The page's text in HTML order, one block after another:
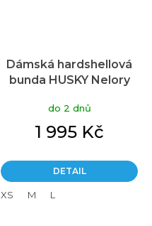
Dámská hardshellová
bunda HUSKY Nelory
Průměrné
produktu
je
5,0
5
hvězdiček.
do 2 dnů
1 995 Kč
DETAIL
XS M L